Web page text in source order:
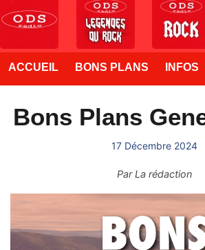
ACCUEIL BONS PLANS INFOS
Bons Plans
17 Décembre 2024
ParLa rédaction